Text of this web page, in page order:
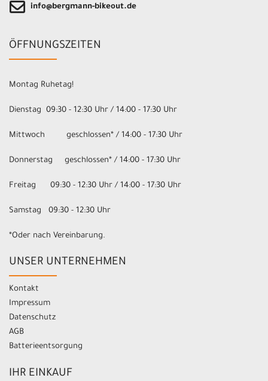
info@bergmann-bikeout.de
ÖFFNUNGSZEITEN
Montag Ruhetag!
Dienstag 09:30 - 12:30 Uhr / 14:00 - 17:30 Uhr
Mittwoch geschlossen* / 14:00 - 17:30 Uhr
Donnerstag geschlossen* / 14:00 - 17:30 Uhr
Freitag 09:30 - 12:30 Uhr / 14:00 - 17:30 Uhr
Samstag 09:30 - 12:30 Uhr
*Oder nach Vereinbarung.
UNSER UNTERNEHMEN
Kontakt
Impressum
Datenschutz
AGB
Batterieentsorgung
IHR EINKAUF